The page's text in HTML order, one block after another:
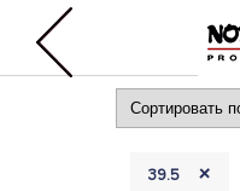
39.5 +